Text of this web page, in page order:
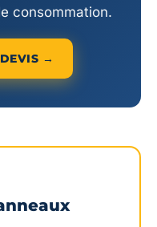
consommation.
→